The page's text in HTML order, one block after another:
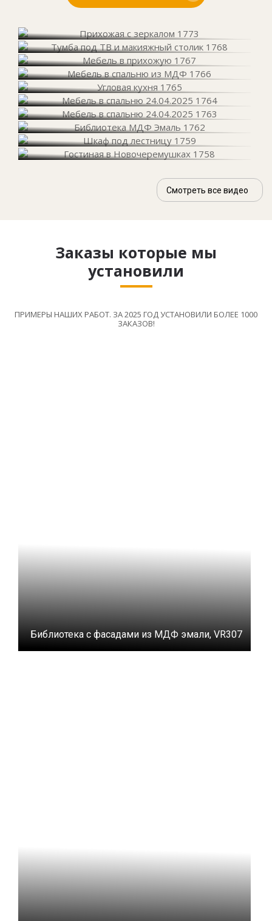
Смотреть все видео
Заказы которые мы
установили
ПРИМЕРЫ НАШИХ РАБОТ. ЗА 2025 ГОД УСТАНОВИЛИ БОЛЕЕ 1000
ЗАКАЗОВ!
Библиотека с фасадами из МДФ эмали, VR307